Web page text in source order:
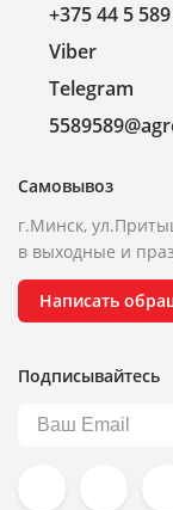
+375 44 5
Viber
Telegram
Самовывоз
г.Минск,
в выходные и
Написать
Подписывайтесь